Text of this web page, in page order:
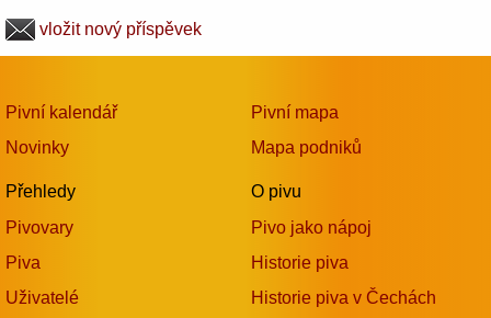
vložit nový příspěvek
Pivní kalendář
Novinky
Přehledy
Pivovary
Piva
Uživatelé
Pivní mapa
Mapa podniků
O pivu
Pivo jako nápoj
Historie piva
Historie piva v Čechách